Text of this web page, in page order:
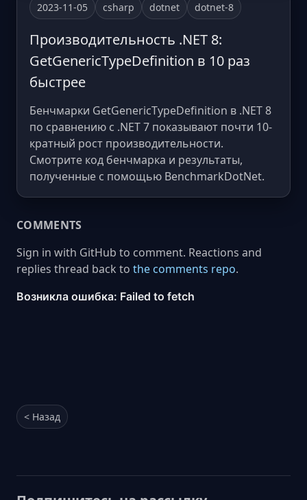
2023-11-05 csharp dotnet dotnet-8
Производительность .NET 8:
GetGenericTypeDefinition в 10 раз
быстрее
Бенчмарки GetGenericTypeDefinition в .NET 8
по сравнению с .NET 7 показывают почти 10-
кратный рост производительности.
Смотрите код бенчмарка и результаты,
полученные с помощью BenchmarkDotNet.
COMMENTS
Sign in with GitHub to comment. Reactions and
replies thread back to the comments repo.
< Назад